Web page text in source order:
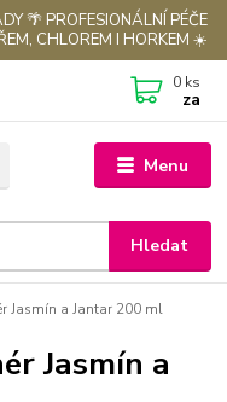
🌴 PROFESIONÁLNÍ PÉČE
CHLOREM I HORKEM ☀️
Menu
Hledat
0 ks
za
Jasmín a Jantar 200 ml
Jasmín a